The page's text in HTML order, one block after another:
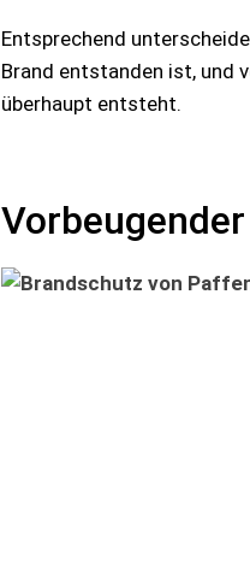
Entsprechend
Brand entstanden ist, und
überhaupt entsteht.